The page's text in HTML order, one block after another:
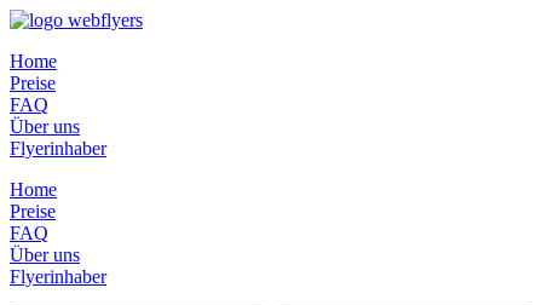
Home
Preise
FAQ
Über uns
Flyerinhaber
Home
Preise
FAQ
Über uns
Flyerinhaber